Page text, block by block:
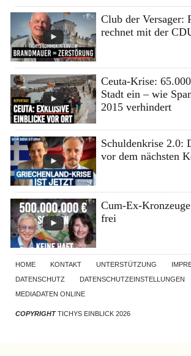
Club der Versager:
rechnet mit der
Ceuta-Krise:
Stadt ein – wie
2015 verhindert
Schuldenkrise 2.0:
vor dem nächsten
Cum-Ex-
frei
HOME KONTAKT UNTERSTÜTZUNG
DATENSCHUTZ
DATENSCHUTZEINSTELLUNGEN
MEDIADATEN ONLINE
COPYRIGHTTICHYS EINBLICK 2026